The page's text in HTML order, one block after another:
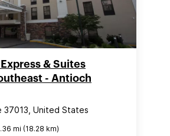
& Suites
- Antioch
37013, United States
mi (18.28 km)